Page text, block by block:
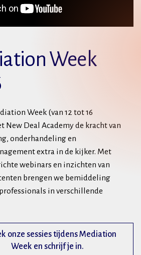
Week
Week (van 12 tot 16
New Deal Academy de kracht van
onderhandeling en
extra in de kijker. Met
webinars en inzichten van
brengen we bemiddeling
in verschillende
onze sessies tijdens Mediation
Week en schrijf je in.